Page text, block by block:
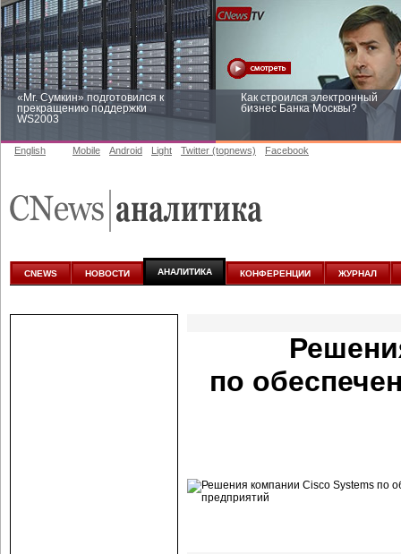
«Mr. Сумкин» подготовился к
прекращению поддержки
WS2003
Как строился электронный
бизнес Банка Москвы?
аналитике
English Mobile Android Light Twitter (topnews) Facebook
CNEWS НОВОСТИ АНАЛИТИКА КОНФЕРЕНЦИИ ЖУРНАЛ
по